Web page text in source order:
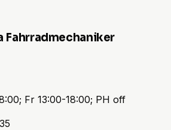
Fahrradmechaniker
Fr 13:00-18:00; PH off